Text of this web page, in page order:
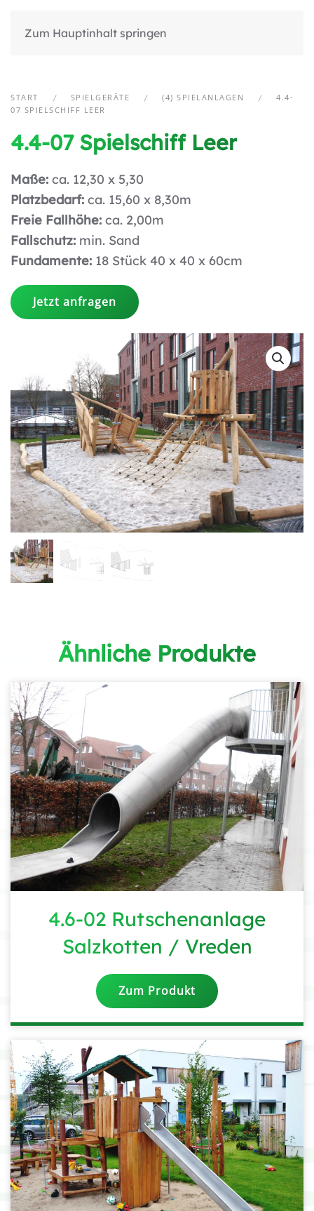
Zum Hauptinhalt springen
START SPIELGERÄTE (4) SPIELANLAGEN
4.4-
07 SPIELSCHIFF LEER
4.4-07 Spielschiff Leer
Maße: ca. 12,30 x 5,30
Platzbedarf: ca. 15,60 x 8,30m
Freie Fallhöhe: ca. 2,00m
Fallschutz: min. Sand
Fundamente: 18 Stück 40 x 40 x 60cm
Jetzt anfragen
Ähnliche Produkte
4.6-02 Rutschenanlage
Salzkotten / Vreden
Zum Produkt